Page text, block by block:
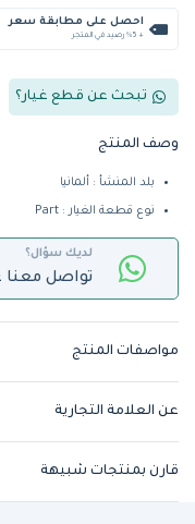
احصل على مطابقة سعر
+ %5 رصيد في المتجر
تبحث عن قطع غيار؟
وصف المنتج
بلد المنشأ : ألمانيا
نوع قطعة الغيار : Part
لديك سؤال؟
تواصل معنا
مواصفات المنتج
عن العلامة التجارية
قارن بمنتجات شبيهة